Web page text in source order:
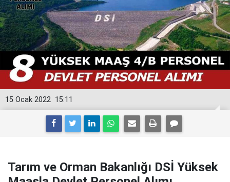
15:11
15 Ocak 2022
Tarım ve Orman Bakanlığı DSİ Yüksek